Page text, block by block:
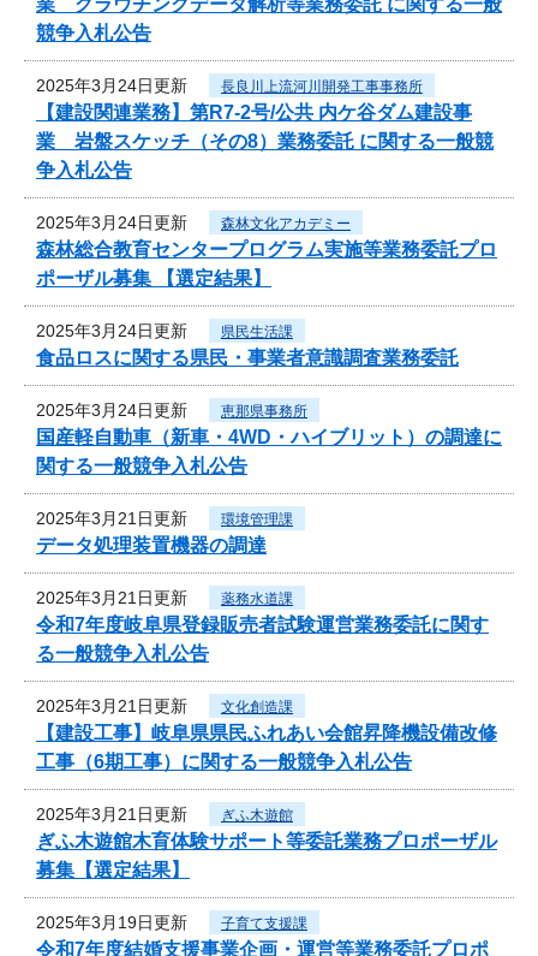
競争入札公告
2025年3月24日更新 長良川上流河川開発工事事務所
【建設関連業務】第R7-2号/公共 内ケ谷ダム建設事
業 岩盤スケッチ（その8）業務委託 に関する一般競
争入札公告
2025年3月24日更新 森林文化アカデミー
森林総合教育センタープログラム実施等業務委託プロ
ポーザル募集 【選定結果】
2025年3月24日更新 県民生活課
食品ロスに関する県民・事業者意識調査業務委託
2025年3月24日更新 恵那県事務所
国産軽自動車（新車・4WD・ハイブリット）の調達に
関する一般競争入札公告
2025年3月21日更新 環境管理課
データ処理装置機器の調達
2025年3月21日更新 薬務水道課
令和7年度岐阜県登録販売者試験運営業務委託に関す
る一般競争入札公告
2025年3月21日更新 文化創造課
【建設工事】岐阜県県民ふれあい会館昇降機設備改修
工事（6期工事）に関する一般競争入札公告
2025年3月21日更新 ぎふ木遊館
ぎふ木遊館木育体験サポート等委託業務プロポーザル
募集【選定結果】
2025年3月19日更新 子育て支援課
令和7年度結婚支援事業企画・運営等業務委託プロポ